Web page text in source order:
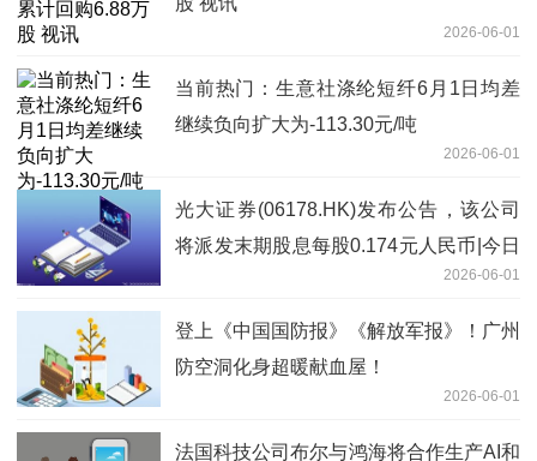
2026-06-01
当前热门：生意社涤纶短纤6月1日均差
继续负向扩大为-113.30元/吨
2026-06-01
光大证券(06178.HK)发布公告，该公司
将派发末期股息每股0.174元人民币|今日
2026-06-01
登上《中国国防报》《解放军报》！广州
防空洞化身超暖献血屋！
2026-06-01
法国科技公司布尔与鸿海将合作生产AI和